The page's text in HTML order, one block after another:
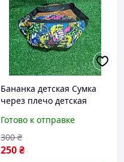
Бананка детская Сумка
через плечо детская
детская
Готово к отправке
250₴
300 ₴